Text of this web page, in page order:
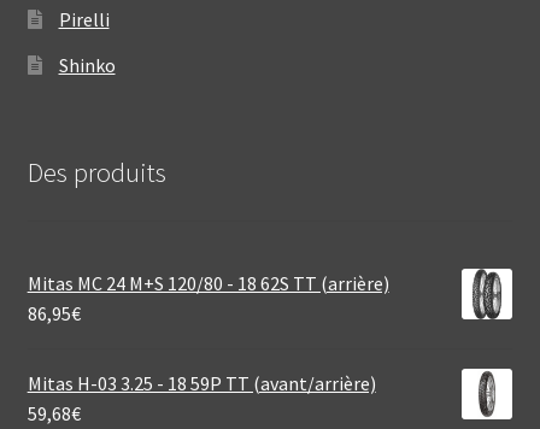
Pirelli
Shinko
Des produits
Mitas MC 24 M+S 120/80 - 18 62S TT (arrière)
86,95€
Mitas H-03 3.25 - 18 59P TT (avant/arrière)
59,68€